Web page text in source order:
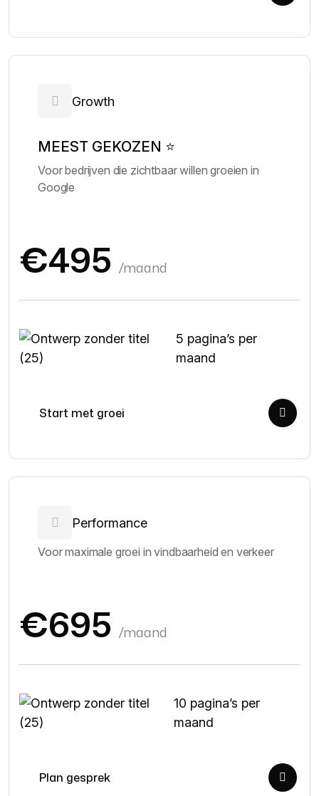
Growth
MEEST GEKOZEN ⭐
Voor bedrijven die zichtbaar willen groeien in
Google
€495 /maand
5 pagina’s per
maand
Start met groei
Performance
Voor maximale groei in vindbaarheid en verkeer
€695 /maand
10 pagina’s per
maand
Plan gesprek